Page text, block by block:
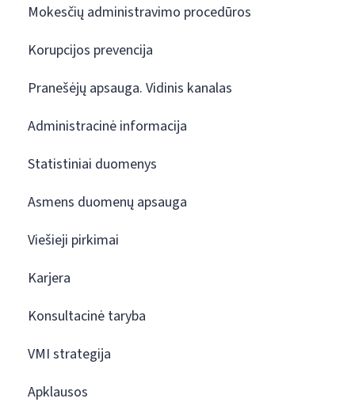
Mokesčių administravimo procedūros
Korupcijos prevencija
Pranešėjų apsauga. Vidinis kanalas
Administracinė informacija
Statistiniai duomenys
Asmens duomenų apsauga
Viešieji pirkimai
Karjera
Konsultacinė taryba
VMI strategija
Apklausos